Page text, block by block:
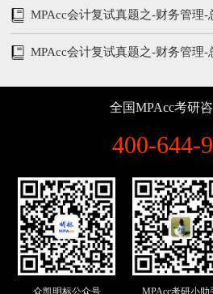
（上）
MPAcc会计复试真题之-财务管理-
MPAcc会计复试真题之-财务管理-
全国MPAcc考研
400-644-
众凯明标公众号 MPAcc考研小助